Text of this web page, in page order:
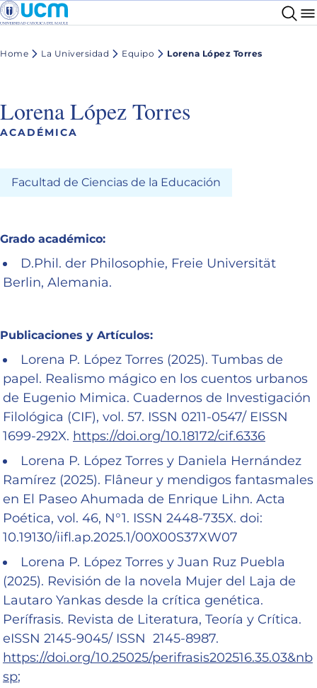
Home La Universidad Equipo Lorena López Torres
Lorena López Torres
ACADÉMICA
Facultad de Ciencias de la Educación
Grado académico:
D.Phil. der Philosophie, Freie Universität
Berlin, Alemania.
Publicaciones y Artículos:
Lorena P. López Torres (2025). Tumbas de
papel. Realismo mágico en los cuentos urbanos
de Eugenio Mimica. Cuadernos de Investigación
Filológica (CIF), vol. 57. ISSN 0211-0547/ EISSN
1699-292X. https://doi.org/10.18172/cif.6336
Lorena P. López Torres y Daniela Hernández
Ramírez (2025). Flâneur y mendigos fantasmales
en El Paseo Ahumada de Enrique Lihn. Acta
Poética, vol. 46, N°1. ISSN 2448-735X. doi:
10.19130/iifl.ap.2025.1/00X00S37XW07
Lorena P. López Torres y Juan Ruz Puebla
(2025). Revisión de la novela Mujer del Laja de
Lautaro Yankas desde la crítica genética.
Perífrasis. Revista de Literatura, Teoría y Crítica.
eISSN 2145-9045/ ISSN 2145-8987.
https://doi.org/10.25025/perifrasis202516.35.03&nb
sp;